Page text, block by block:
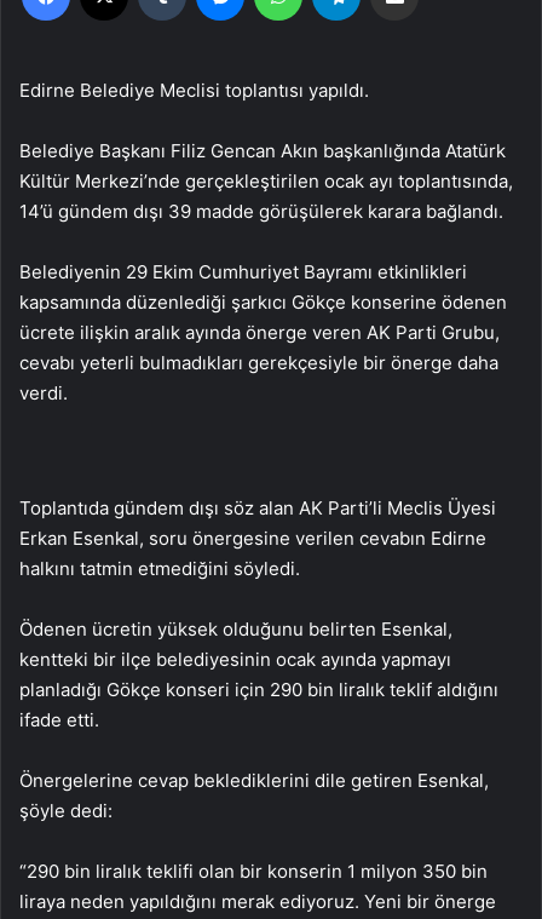
Edirne Belediye Meclisi toplantısı yapıldı.
Belediye Başkanı Filiz Gencan Akın başkanlığında Atatürk
Kültür Merkezi’nde gerçekleştirilen ocak ayı toplantısında,
14’ü gündem dışı 39 madde görüşülerek karara bağlandı.
Belediyenin 29 Ekim Cumhuriyet Bayramı etkinlikleri
kapsamında düzenlediği şarkıcı Gökçe konserine ödenen
ücrete ilişkin aralık ayında önerge veren AK Parti Grubu,
cevabı yeterli bulmadıkları gerekçesiyle bir önerge daha
verdi.
Toplantıda gündem dışı söz alan AK Parti’li Meclis Üyesi
Erkan Esenkal, soru önergesine verilen cevabın Edirne
halkını tatmin etmediğini söyledi.
Ödenen ücretin yüksek olduğunu belirten Esenkal,
kentteki bir ilçe belediyesinin ocak ayında yapmayı
planladığı Gökçe konseri için 290 bin liralık teklif aldığını
ifade etti.
Önergelerine cevap beklediklerini dile getiren Esenkal,
şöyle dedi:
“290 bin liralık teklifi olan bir konserin 1 milyon 350 bin
liraya neden yapıldığını merak ediyoruz. Yeni bir önerge